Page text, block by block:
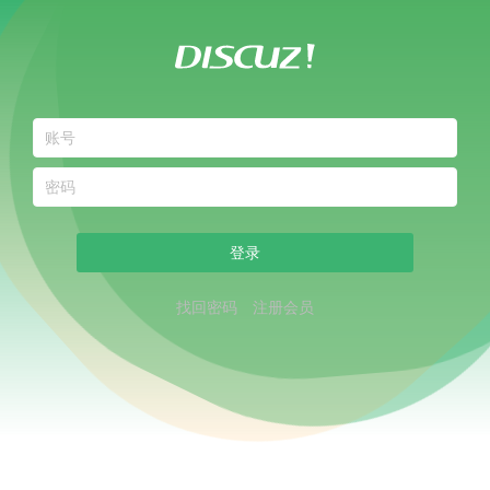
登录
找回密码 注册会员